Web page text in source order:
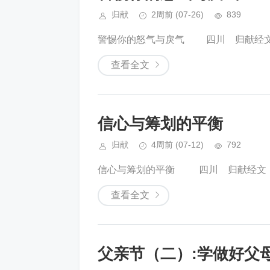
归献 2周前 (07-26) 839
警惕你的怒气与戾气 四川 归献经
查看全文
信心与筹划的平衡
归献 4周前 (07-12) 792
信心与筹划的平衡 四川 归献经文
查看全文
父亲节（二）:学做好父